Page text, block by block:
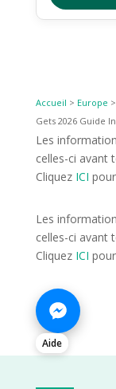
Accueil > Europe >
Gets 2026 Guide
Les
celles-ci avant
Cliquez ICI
Les
celles-ci avant
Cliquez ICI
Aide